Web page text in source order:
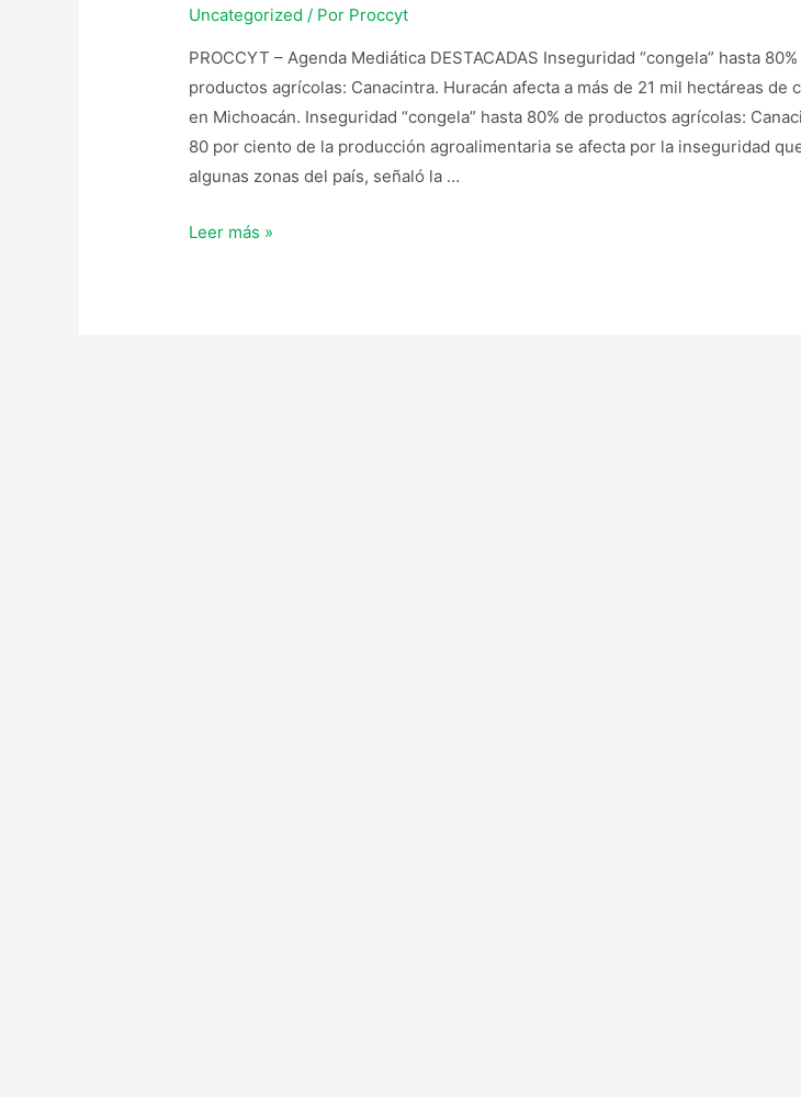
Uncategorized / Por Proccyt
PROCCYT – Agenda Mediática DESTACADAS Inseguridad “congela” hasta
productos agrícolas: Canacintra. Huracán afecta a más de 21 mil hectáreas de
en Michoacán. Inseguridad “congela” hasta 80% de productos agrícolas:
80 por ciento de la producción agroalimentaria se afecta por la inseguridad
algunas zonas del país, señaló la …
Leer más »